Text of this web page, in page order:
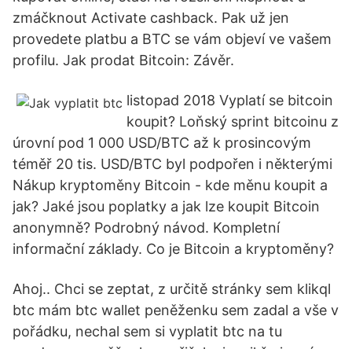
zmáčknout Activate cashback. Pak už jen
provedete platbu a BTC se vám objeví ve vašem
profilu. Jak prodat Bitcoin: Závěr.
listopad 2018 Vyplatí se bitcoin
koupit? Loňský sprint bitcoinu z
úrovní pod 1 000 USD/BTC až k prosincovým
téměř 20 tis. USD/BTC byl podpořen i některými
Nákup kryptoměny Bitcoin - kde měnu koupit a
jak? Jaké jsou poplatky a jak lze koupit Bitcoin
anonymně? Podrobný návod. Kompletní
informační základy. Co je Bitcoin a kryptoměny?
Ahoj.. Chci se zeptat, z určitě stránky sem klikql
btc mám btc wallet peněženku sem zadal a vše v
pořádku, nechal sem si vyplatit btc na tu